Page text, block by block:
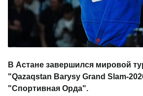
В Астане завершился мировой
"Qazaqstan Barysy Grand Slam-
"Спортивная Орда".